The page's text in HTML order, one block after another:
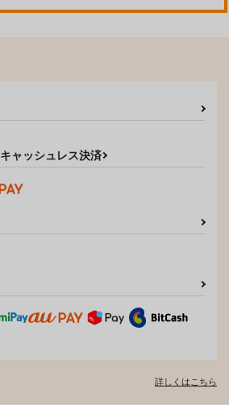
キャッシュレス決済
詳しくはこちら